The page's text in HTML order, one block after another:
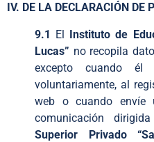
IV. DE LA DECLARACIÓN DE
9.1 El Instituto de
Lucas” no recopila
excepto cuando él
voluntariamente, al
web o cuando envíe
comunicación
Superior Privado